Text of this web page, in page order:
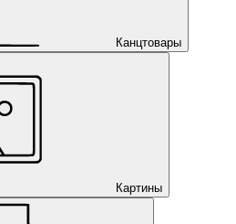
Канцтовары
Картины